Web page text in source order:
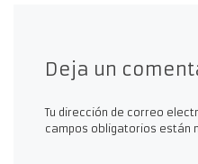
Deja un
Tu dirección de correo
campos obligatorios están